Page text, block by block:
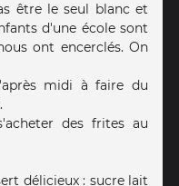
être le seul blanc et
d'une école sont
ont encerclés. On
midi à faire du
des frites au
délicieux : sucre lait